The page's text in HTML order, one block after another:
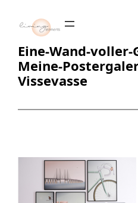
Inhalt
springen
Eine-Wand-voller-
Meine-
Vissevasse